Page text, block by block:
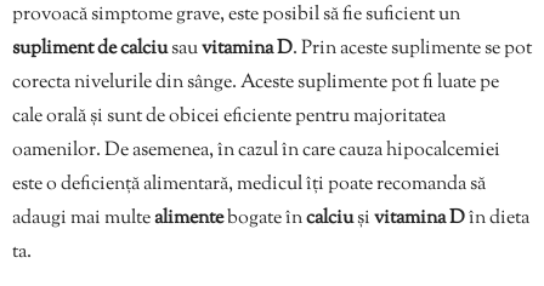
provoacă simptome grave, este posibil să fie suficient un
supliment de calciusauvitamina D. Prin aceste suplimente se pot
corecta nivelurile din sânge. Aceste suplimente pot fi luate pe
cale orală și sunt de obicei eficiente pentru majoritatea
oamenilor. De asemenea, în cazul în care cauza hipocalcemiei
este o deficiență alimentară, medicul îți poate recomanda să
adaugi mai multealimentebogate încalciușivitamina Dîn dieta
ta.